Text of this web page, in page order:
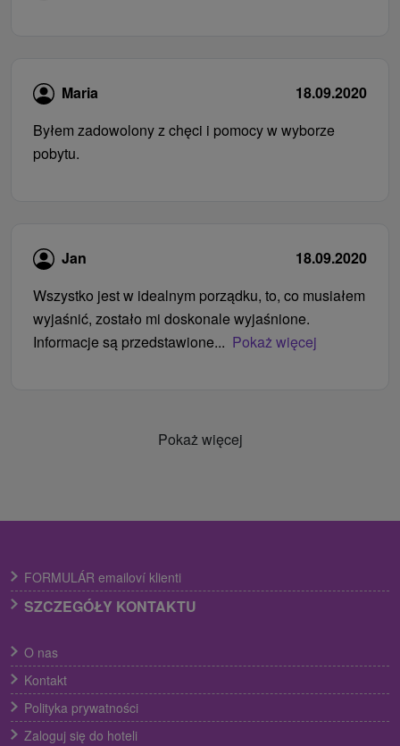
Maria
18.09.2020
Byłem zadowolony z chęci i pomocy w wyborze
pobytu.
Jan
18.09.2020
Wszystko jest w idealnym porządku, to, co musiałem
wyjaśnić, zostało mi doskonale wyjaśnione.
Informacje są przedstawione... Pokaż więcej
Pokaż więcej
FORMULÁR emailoví klienti
SZCZEGÓŁY KONTAKTU
O nas
Kontakt
Polityka prywatności
Zaloguj się do hoteli